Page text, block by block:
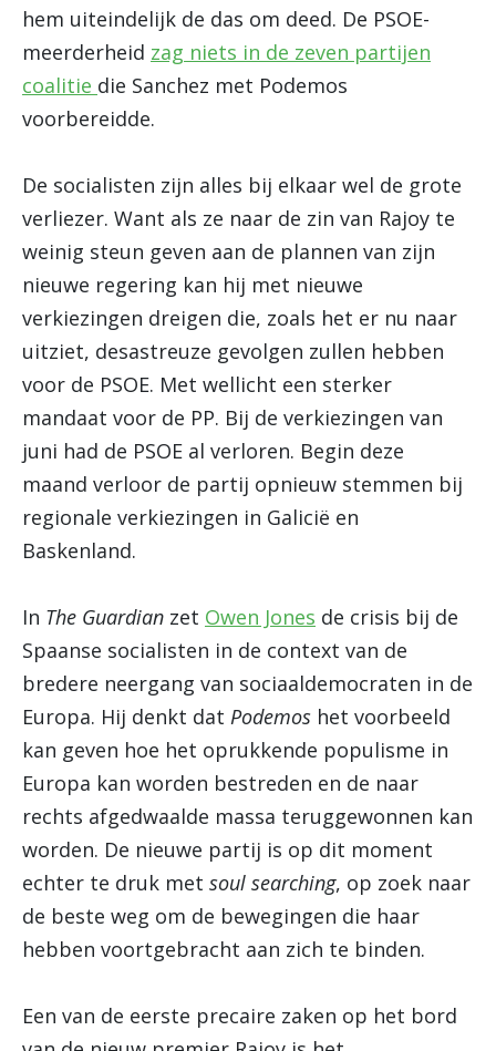
hem uiteindelijk de das om deed. De PSOE-
meerderheid zag niets in de zeven partijen
coalitie die Sanchez met Podemos
voorbereidde.
De socialisten zijn alles bij elkaar wel de grote
verliezer. Want als ze naar de zin van Rajoy te
weinig steun geven aan de plannen van zijn
nieuwe regering kan hij met nieuwe
verkiezingen dreigen die, zoals het er nu naar
uitziet, desastreuze gevolgen zullen hebben
voor de PSOE. Met wellicht een sterker
mandaat voor de PP. Bij de verkiezingen van
juni had de PSOE al verloren. Begin deze
maand verloor de partij opnieuw stemmen bij
regionale verkiezingen in Galicië en
Baskenland.
In The Guardian zet Owen Jones de crisis bij de
Spaanse socialisten in de context van de
bredere neergang van sociaaldemocraten in de
Europa. Hij denkt dat Podemos het voorbeeld
kan geven hoe het oprukkende populisme in
Europa kan worden bestreden en de naar
rechts afgedwaalde massa teruggewonnen kan
worden. De nieuwe partij is op dit moment
echter te druk met soul searching, op zoek naar
de beste weg om de bewegingen die haar
hebben voortgebracht aan zich te binden.
Een van de eerste precaire zaken op het bord